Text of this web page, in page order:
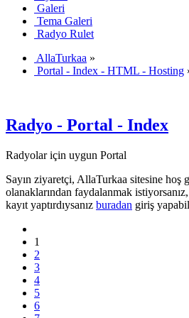
Galeri
Tema Galeri
Radyo Rulet
AllaTurkaa »
Portal - Index - HTML - Hosting
Radyo - Portal - Index
Radyolar için uygun Portal
Sayın ziyaretçi, AllaTurkaa sitesine
olanaklarından faydalanmak
kayıt yaptırdıysanız buradan giriş
1
2
3
4
5
6